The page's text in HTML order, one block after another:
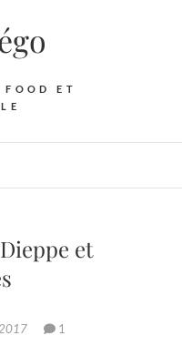
ET
et
1